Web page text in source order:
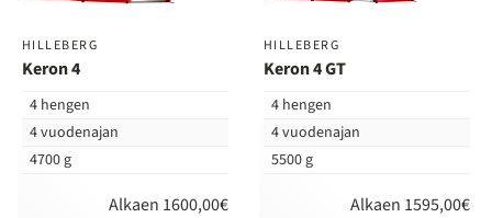
HILLEBERG
Keron 4
4 hengen
4 vuodenajan
4700 g
Alkaen 1600,00€
HILLEBERG
Keron 4 GT
4 hengen
4 vuodenajan
5500 g
Alkaen 1595,00€